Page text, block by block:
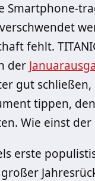
Smartphone-
fehlt.
der
gut
tippen,
Wie einst der
erste